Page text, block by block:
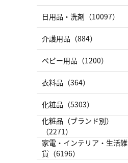
日用品・洗剤（10097）
介護用品（884）
ベビー用品（1200）
衣料品（364）
化粧品（5303）
化粧品（ブランド別）
（2271）
家電・インテリア・生活雑
貨（6196）